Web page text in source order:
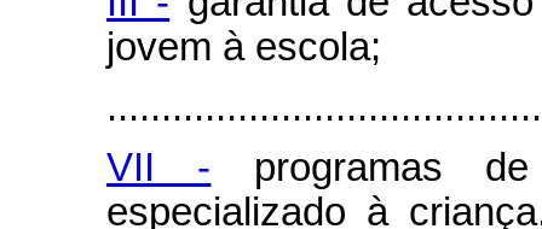
jovem à escola;
VII - programas
especializado à